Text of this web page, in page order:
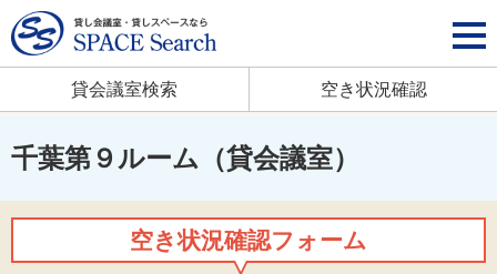
貸会議室検索 空き状況確認
千葉第９ルーム（貸会議室）
空き状況確認フォーム